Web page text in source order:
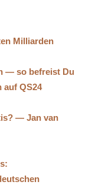
Milliarden
— so befreist Du
QS24
— Jan van